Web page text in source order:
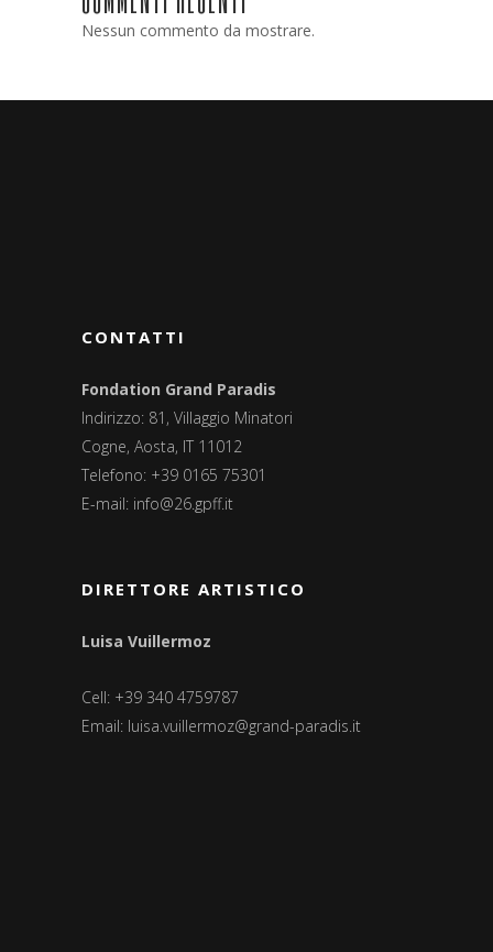
Nessun commento da mostrare.
CONTATTI
Fondation Grand Paradis
Indirizzo: 81, Villaggio Minatori
Cogne, Aosta, IT 11012
Telefono: +39 0165 75301
E-mail: info@26.gpff.it
DIRETTORE ARTISTICO
Luisa Vuillermoz
Cell: +39 340 4759787
Email: luisa.vuillermoz@grand-paradis.it